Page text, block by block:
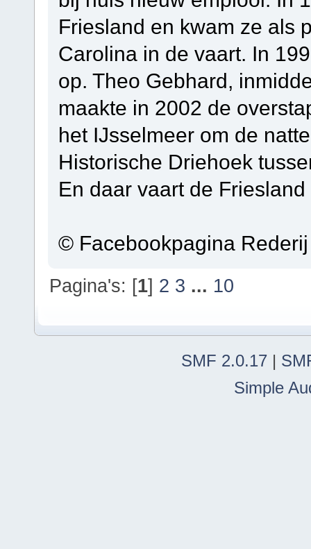
Friesland en kwam ze als
Carolina in de vaart. In
op. Theo Gebhard,
maakte in 2002 de
het IJsselmeer om de
Historische Driehoek
En daar vaart de
© Facebookpagina
Pagina's: [1] 2 3 ... 10
SMF 2.0.17 |
Simple